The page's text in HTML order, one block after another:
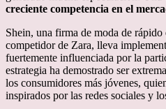
creciente competencia en el
Shein, una firma de moda de
competidor de Zara, lleva
fuertemente influenciada por la
estrategia ha demostrado ser
los consumidores más jóvenes,
inspirados por las redes sociales y